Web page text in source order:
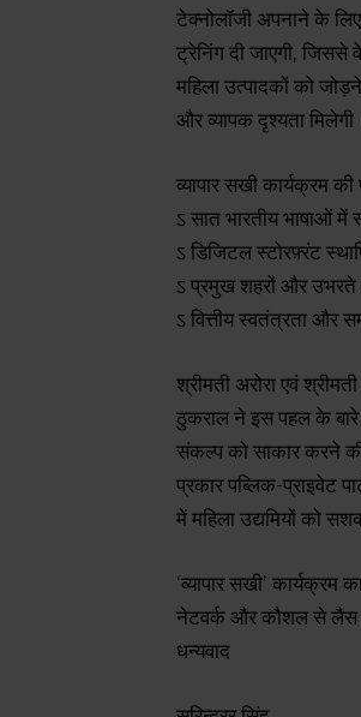
टेक्नोलॉजी अपनाने के
ट्रेनिंग दी जाएगी, जिससे
महिला उत्पादकों को
और व्यापक दृश्यता
व्यापार सखी कार्यक्रम
ऽ सात भारतीय भाषाओं में
ऽ डिजिटल स्टोरफ़्रंट
ऽ प्रमुख शहरों और उभरते
ऽ वित्तीय स्वतंत्रता और
श्रीमती अरोरा एवं
ठुकराल ने इस पहल के बारे
संकल्प को साकार करने
प्रकार पब्लिक-प्राइवेट
में महिला उद्यमियों को
‘व्यापार सखी’
नेटवर्क और कौशल से लैस
धन्यवाद